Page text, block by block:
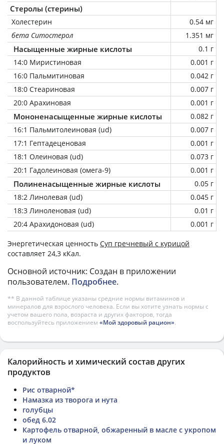
Стеролы (стерины)
Холестерин
0.54 мг
бета Ситостерол
1.351 мг
Насыщенные жирные кислоты
0.1 г
14:0 Миристиновая
0.001 г
16:0 Пальмитиновая
0.042 г
18:0 Стеариновая
0.007 г
20:0 Арахиновая
0.001 г
Мононенасыщенные жирные кислоты
0.082 г
16:1 Пальмитолеиновая (ud)
0.007 г
17:1 Гептадеценовая
0.001 г
18:1 Олеиновая (ud)
0.073 г
20:1 Гадолеиновая (омега-9)
0.001 г
Полиненасыщенные жирные кислоты
0.05 г
18:2 Линолевая (ud)
0.045 г
18:3 Линоленовая (ud)
0.01 г
20:4 Арахидоновая (ud)
0.001 г
Энергетическая ценность Суп гречневый с курицой
составляет 24,3 кКал.
Основной источник: Создан в приложении
пользователем. Подробнее.
** В данной таблице указаны средние нормы витаминов и
минералов для взрослого человека. Если вы хотите узнать нормы с
учетом вашего пола, возраста и других факторов, тогда
воспользуйтесь приложением «Мой здоровый рацион».
Калорийность и химический состав других
продуктов
Рис отварной*
Намазка из творога и нута
голубцы
обед 6.02
Картофель отварной, обжаренный в масле с укропом
и луком